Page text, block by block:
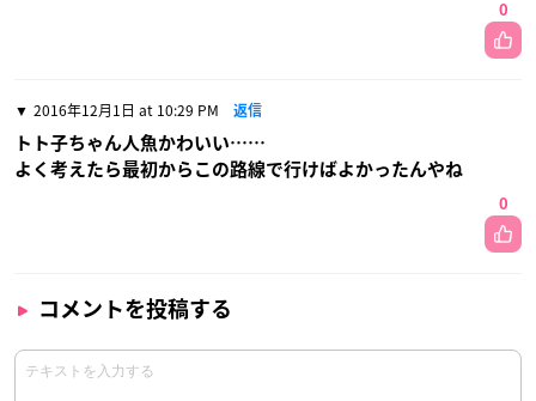
0
2016年12月1日 at 10:29 PM 返信
トト子ちゃん人魚かわいい……
よく考えたら最初からこの路線で行けばよかったんやね
0
コメントを投稿する